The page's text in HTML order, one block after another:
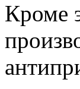
Кроме